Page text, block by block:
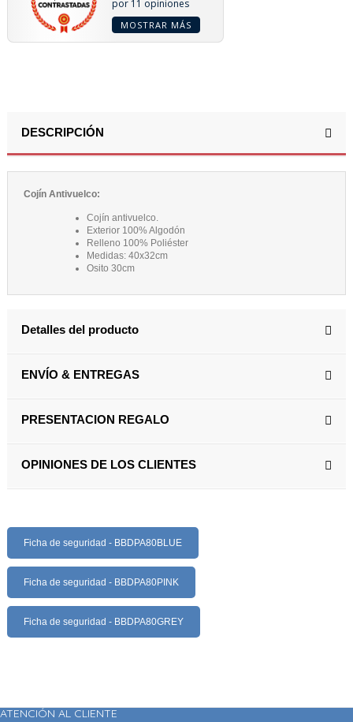
por 11 opiniones
MOSTRAR MÁS
DESCRIPCIÓN
Cojín Antivuelco:
Cojín antivuelco.
Exterior 100% Algodón
Relleno 100% Poliéster
Medidas: 40x32cm
Osito 30cm
Detalles del producto
ENVÍO & ENTREGAS
PRESENTACION REGALO
OPINIONES DE LOS CLIENTES
Ficha de seguridad - BBDPA80BLUE
Ficha de seguridad - BBDPA80PINK
Ficha de seguridad - BBDPA80GREY
ATENCIÓN AL CLIENTE